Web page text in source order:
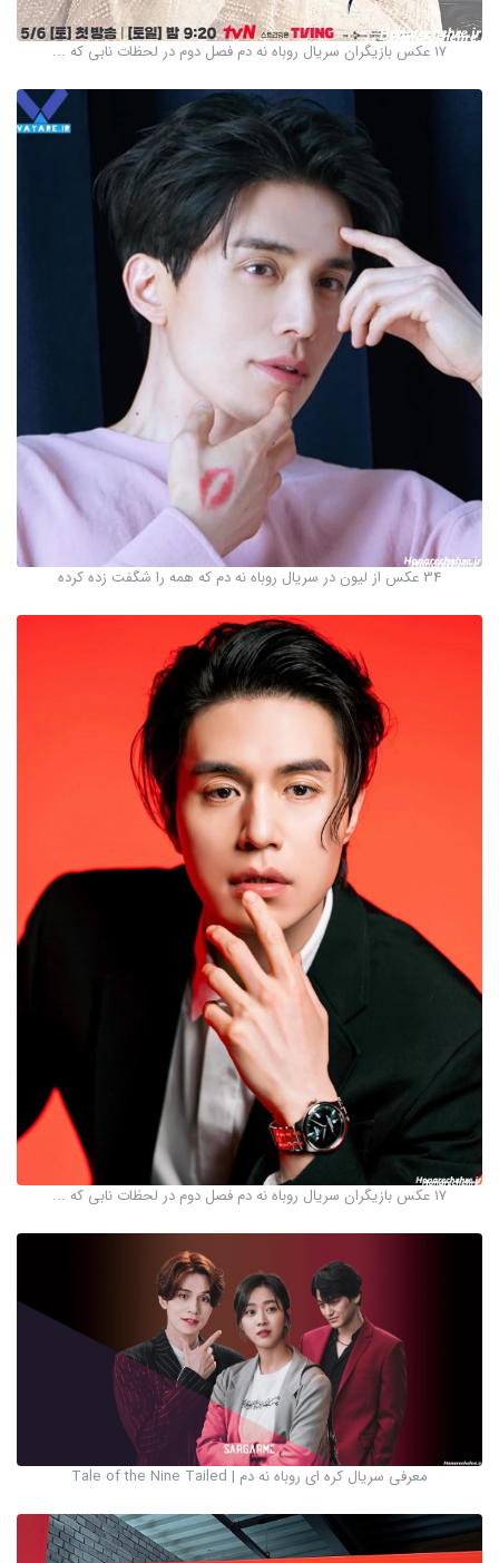
17 عکس بازیگران سریال روباه نه دم فصل دوم در لحظات نابی که ...
34 عکس از لیون در سریال روباه نه دم که همه را شگفت زده کرده
17 عکس بازیگران سریال روباه نه دم فصل دوم در لحظات نابی که ...
معرفی سریال کره ای روباه نه دم | Tale of the Nine Tailed